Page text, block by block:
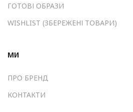
ГОТОВІ ОБРАЗИ
WISHLIST (ЗБЕРЕЖЕНІ ТОВАРИ)
МИ
ПРО БРЕНД
КОНТАКТИ